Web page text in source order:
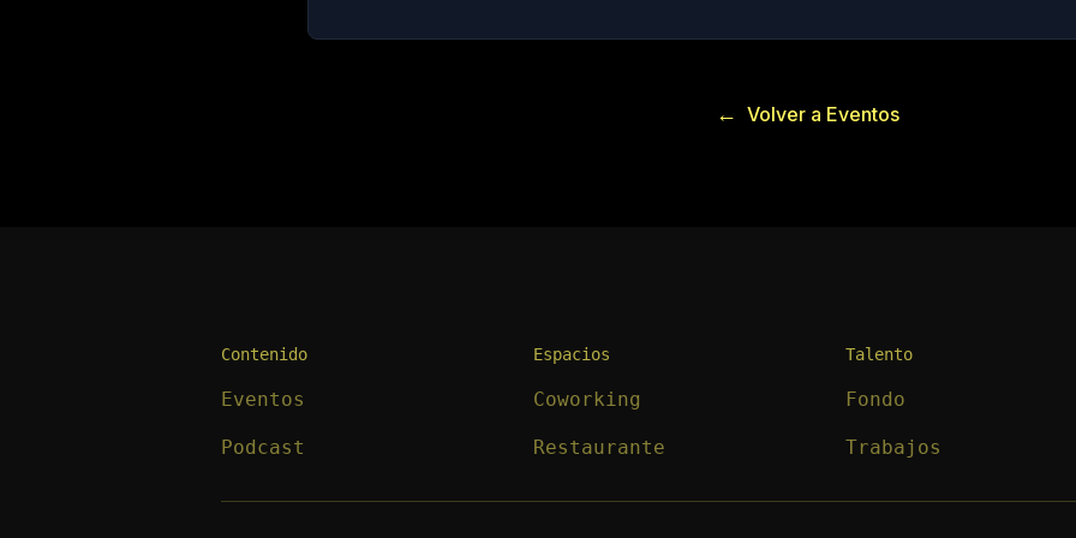
← Volver a Eventos
Contenido
Eventos
Podcast
Espacios
Coworking
Restaurante
Talento
Fondo
Trabajos